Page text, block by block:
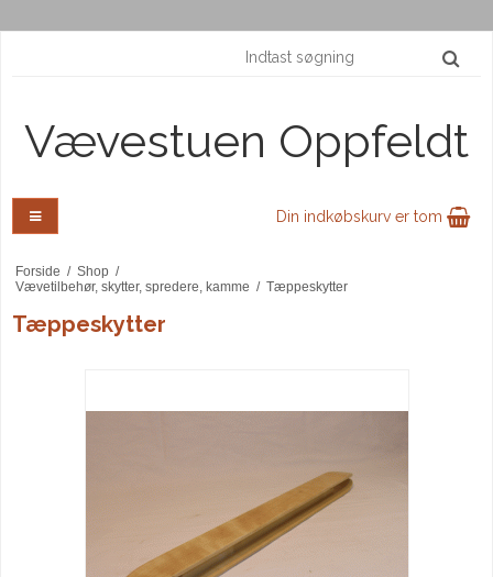
Vævestuen Oppfeldt
Din indkøbskurv er tom
Forside / Shop /
Vævetilbehør, skytter, spredere, kamme / Tæppeskytter
Tæppeskytter